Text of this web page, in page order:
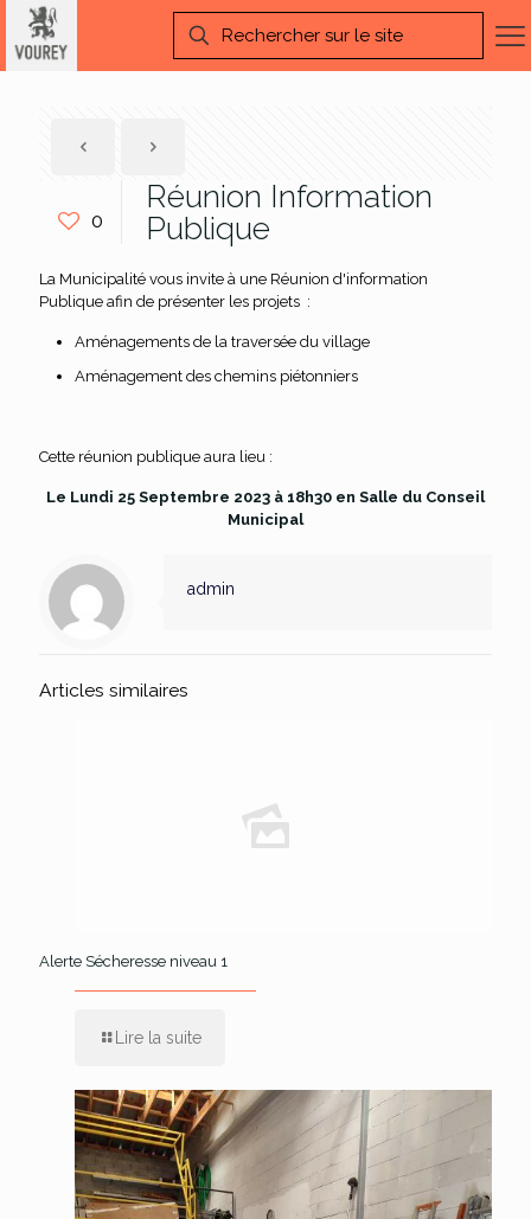
0
Réunion Information
Publique
La Municipalité vous invite à une Réunion d'information
Publique afin de présenter les projets :
Aménagements de la traversée du village
Aménagement des chemins piétonniers
Cette réunion publique aura lieu :
Le Lundi 25 Septembre 2023 à 18h30 en Salle du Conseil
Municipal
admin
Articles similaires
Alerte Sécheresse niveau 1
Lire la suite